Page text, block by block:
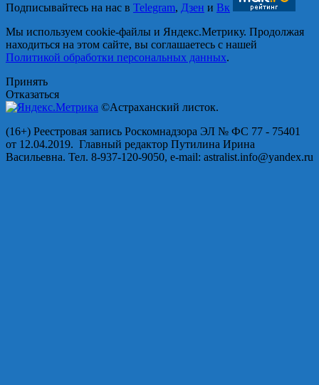
Подписывайтесь на нас в Telegram, Дзен и Вк
Мы используем cookie-файлы и Яндекс.Метрику. Продолжая
находиться на этом сайте, вы соглашаетесь с нашей
Политикой обработки персональных данных.
Принять
Отказаться
©Астраханский листок.
(16+) Реестровая запись Роскомнадзора ЭЛ № ФС 77 - 75401
от 12.04.2019. Главный редактор Путилина Ирина
Васильевна. Тел. 8-937-120-9050, e-mail: astralist.info@yandex.ru